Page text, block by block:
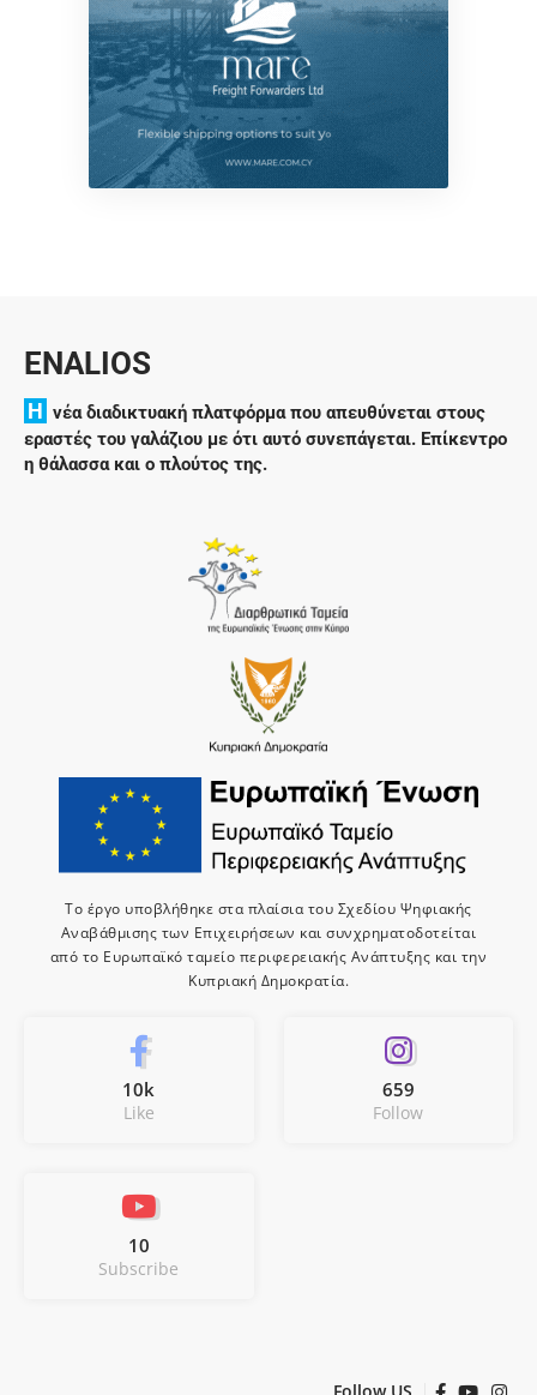
ENALIOS
H νέα διαδικτυακή πλατφόρμα που απευθύνεται στους
εραστές του γαλάζιου με ότι αυτό συνεπάγεται. Επίκεντρο
η θάλασσα και ο πλούτος της.
Το έργο υποβλήθηκε στα πλαίσια του Σχεδίου Ψηφιακής
Αναβάθμισης των Επιχειρήσεων και συνχρηματοδοτείται
από το Ευρωπαϊκό ταμείο περιφερειακής Ανάπτυξης και την
Κυπριακή Δημοκρατία.
10k
Like
659
Follow
10
Subscribe